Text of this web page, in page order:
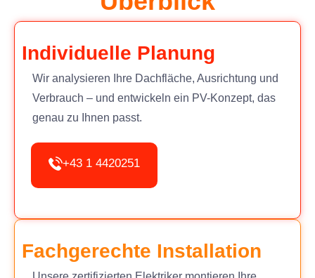
Individuelle Planung
Wir analysieren Ihre Dachfläche, Ausrichtung und
Verbrauch – und entwickeln ein PV-Konzept, das
genau zu Ihnen passt.
+43 1 4420251
Fachgerechte Installation